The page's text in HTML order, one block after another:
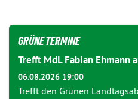
GRÜNE TERMINE
Trefft MdL Fabian Ehmann
06.08.2026 19:00
Trefft den Grünen